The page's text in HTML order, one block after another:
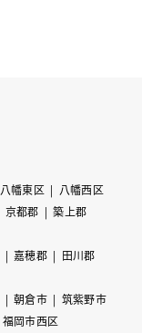
八幡東区
八幡西区
京都郡
築上郡
嘉穂郡
田川郡
朝倉市
筑紫野市
福岡市西区